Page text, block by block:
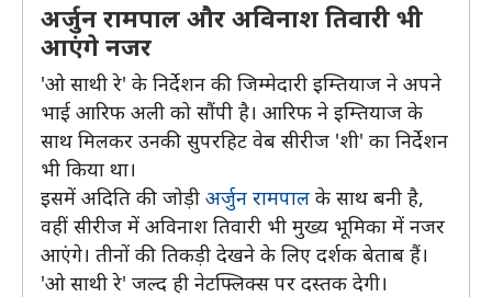
अर्जुन रामपाल और अविनाश तिवारी भी
आएंगे नजर
'ओ साथी रे' के निर्देशन की जिम्मेदारी इम्तियाज ने अपने
भाई आरिफ अली को सौंपी है। आरिफ ने इम्तियाज के
साथ मिलकर उनकी सुपरहिट वेब सीरीज 'शी' का निर्देशन
भी किया था।
इसमें अदिति की जोड़ी अर्जुन रामपाल के साथ बनी है,
वहीं सीरीज में अविनाश तिवारी भी मुख्य भूमिका में नजर
आएंगे। तीनों की तिकड़ी देखने के लिए दर्शक बेताब हैं।
'ओ साथी रे' जल्द ही नेटफ्लिक्स पर दस्तक देगी।